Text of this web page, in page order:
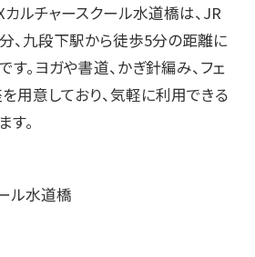
ルチャースクール水道橋は、JR
、九段下駅から徒歩5分の距離に
す。ヨガや書道、かぎ針編み、フェ
用意しており、気軽に利用できる
す。
ル水道橋